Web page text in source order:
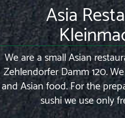
Asia
We are a small Asian
Zehlendorfer Damm 120.
and Asian food. For the
sushi we use only